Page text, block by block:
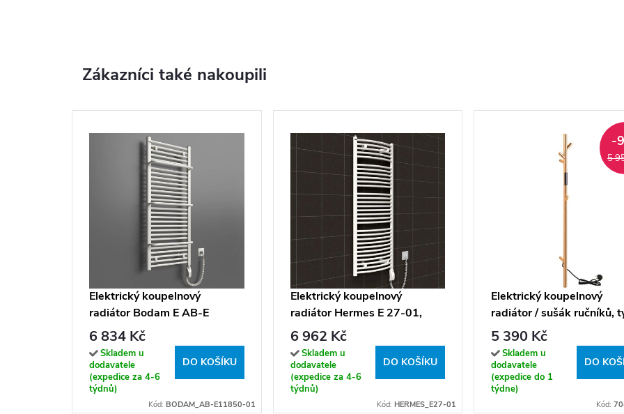
Zákazníci také nakoupili
Elektrický koupelnový
radiátor Bodam E AB-E
11850-01, připojení typ 01,
50x130 cm, bílá RAL 9016
6 834 Kč
Skladem u
dodavatele
(expedice za 4-6
týdnů)
DO KOŠÍKU
Kód: BODAM_AB-E11850-01
Elektrický koupelnový
radiátor Hermes E 27-01,
připojení typ 01, 50x130 cm,
bílá RAL 9016
6 962 Kč
Skladem u
dodavatele
(expedice za 4-6
týdnů)
DO KOŠÍKU
Kód: HERMES_E27-01
5
-
Elektrický koupelnový
radiátor / sušák ručníků,
30W, růžové zlato lesk -
704154011
5 390 Kč
Skladem u
dodavatele
(expedice do 1
týdne)
DO
Kód: